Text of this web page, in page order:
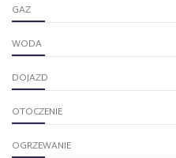
GAZ
WODA
DOJAZD
OTOCZENIE
OGRZEWANIE